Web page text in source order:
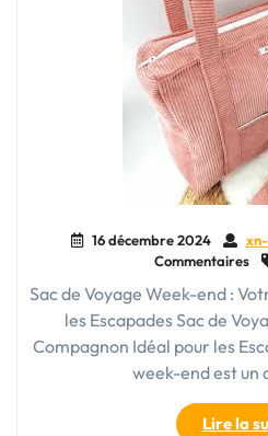
16 décembre 2024
Commentaires
Sac de Voyage Week-end :
les Escapades Sac de
Compagnon Idéal pour les
week-end est un
Lire la